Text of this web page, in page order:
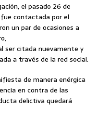
el pasado 26 de
contactada por el
un par de ocasiones a
ser citada nuevamente y
a través de la red social.
de manera enérgica
en contra de las
delictiva quedará